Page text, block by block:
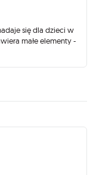
się dla dzieci w
małe elementy -